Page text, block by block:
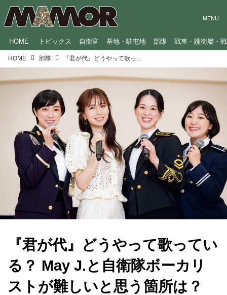
HOME トピックス 自衛官 基地・駐屯地 部隊 戦車・護衛艦・
HOME 部隊
『君が代』どうやって歌ってい
る？ May J.と自衛隊ボーカリ
ストが難しいと思う箇所は？